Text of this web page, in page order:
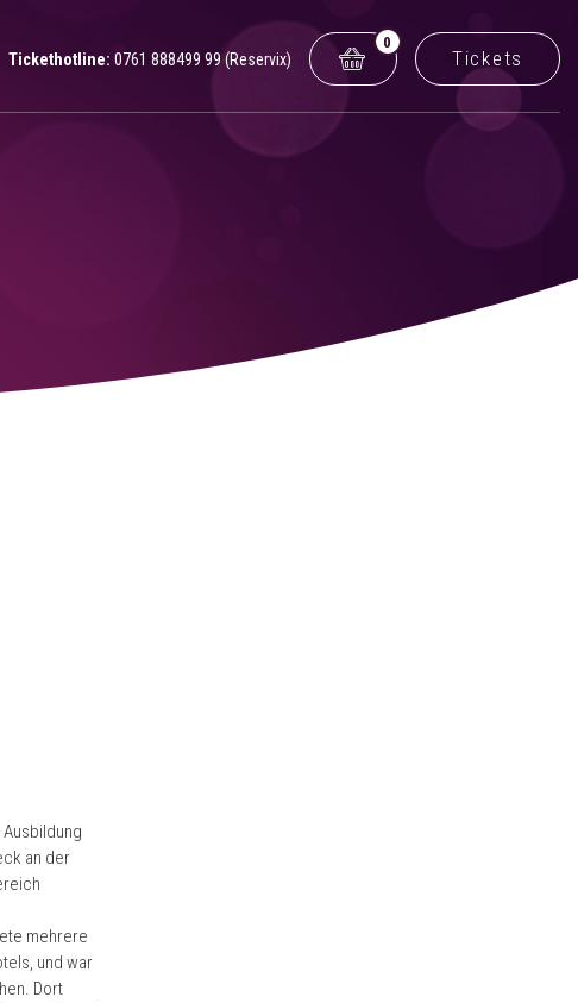
Tickethotline: 0761 888499 99 (Reservix)
0
Tickets
an der
mehrere
und war
Dort